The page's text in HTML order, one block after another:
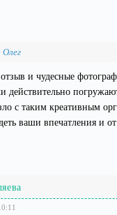
Олег
и чудесные
действительно
с таким креативным
ваши впечатления и